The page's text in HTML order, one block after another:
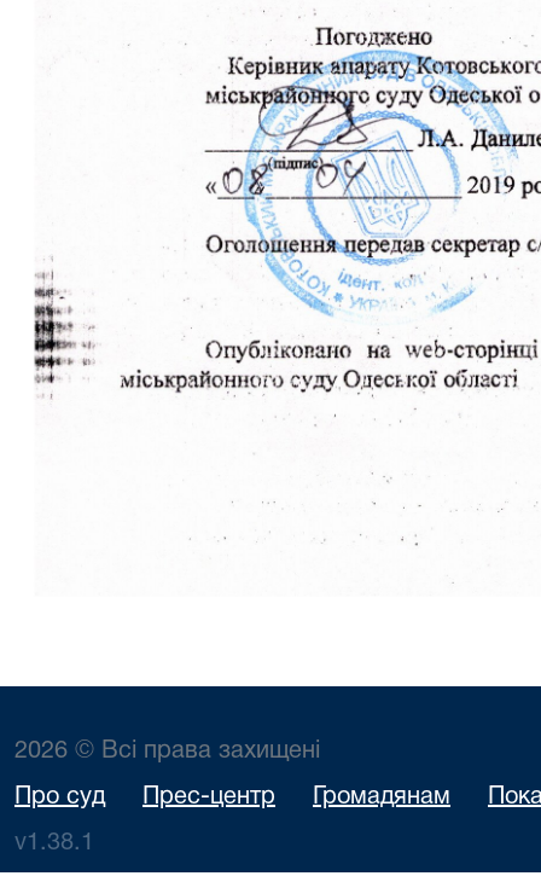
2026 © Всі права захищені
Про суд Прес-центр Громадянам
v1.38.1